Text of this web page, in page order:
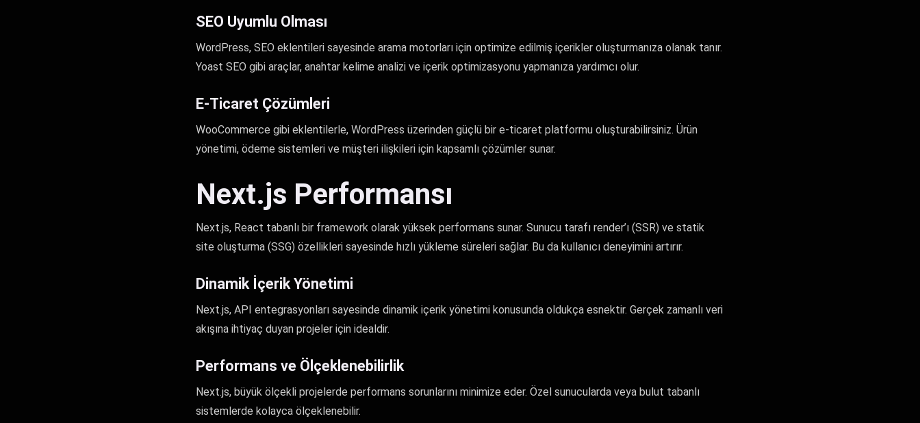
SEO Uyumlu Olması
WordPress, SEO eklentileri sayesinde arama motorları için optimize edilmiş içerikler oluşturmanıza olanak tanır.
Yoast SEO gibi araçlar, anahtar kelime analizi ve içerik optimizasyonu yapmanıza yardımcı olur.
E-Ticaret Çözümleri
WooCommerce gibi eklentilerle, WordPress üzerinden güçlü bir e-ticaret platformu oluşturabilirsiniz. Ürün
yönetimi, ödeme sistemleri ve müşteri ilişkileri için kapsamlı çözümler sunar.
Next.js Performansı
Next.js, React tabanlı bir framework olarak yüksek performans sunar. Sunucu tarafı render’ı (SSR) ve statik
site oluşturma (SSG) özellikleri sayesinde hızlı yükleme süreleri sağlar. Bu da kullanıcı deneyimini artırır.
Dinamik İçerik Yönetimi
Next.js, API entegrasyonları sayesinde dinamik içerik yönetimi konusunda oldukça esnektir. Gerçek zamanlı veri
akışına ihtiyaç duyan projeler için idealdir.
Performans ve Ölçeklenebilirlik
Next.js, büyük ölçekli projelerde performans sorunlarını minimize eder. Özel sunucularda veya bulut tabanlı
sistemlerde kolayca ölçeklenebilir.